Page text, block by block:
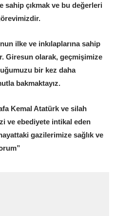
sahip çıkmak ve bu değerleri
ilke ve inkılaplarına sahip
Giresun olarak, geçmişimize
bir kez daha
bakmaktayız.
Kemal Atatürk ve silah
ve ebediyete intikal eden
gazilerimize sağlık ve